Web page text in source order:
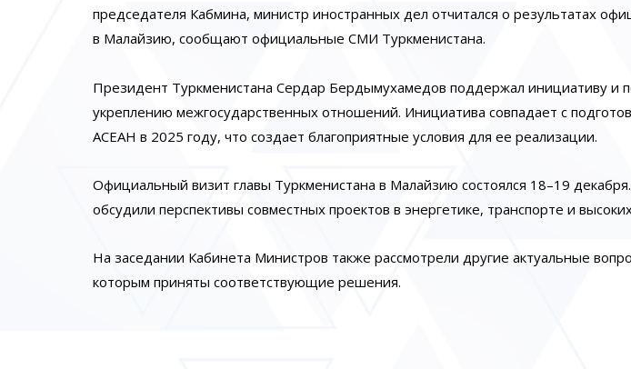
председателя Кабмина, министр иностранных дел отчитался о результатах
в Малайзию, сообщают официальные СМИ Туркменистана.
Президент Туркменистана Сердар Бердымухамедов поддержал инициативу и
укреплению межгосударственных отношений. Инициатива совпадает с
АСЕАН в 2025 году, что создает благоприятные условия для ее реализации.
Официальный визит главы Туркменистана в Малайзию состоялся 18–19
обсудили перспективы совместных проектов в энергетике, транспорте и
На заседании Кабинета Министров также рассмотрели другие актуальные
которым приняты соответствующие решения.